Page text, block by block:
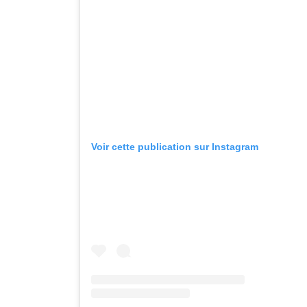
Voir cette publication sur Instagram